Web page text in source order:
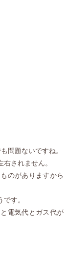
問題ないですね。
されません。
のがありますから
す。
電気代とガス代が